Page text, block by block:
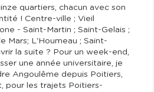
quartiers, chacun avec son
! Centre-ville ; Vieil
- Saint-Martin ; Saint-Gelais ;
Mars; L'Houmeau ; Saint-
la suite ? Pour un week-end,
une année universitaire, je
Angoulême depuis Poitiers,
pour les trajets Poitiers-